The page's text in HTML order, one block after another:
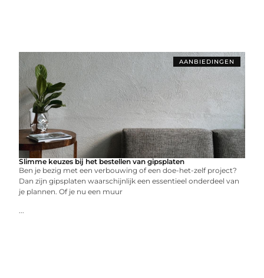
AANBIEDINGEN
Slimme keuzes bij het bestellen van gipsplaten
Ben je bezig met een verbouwing of een doe-het-zelf project?
Dan zijn gipsplaten waarschijnlijk een essentieel onderdeel van
je plannen. Of je nu een muur
...